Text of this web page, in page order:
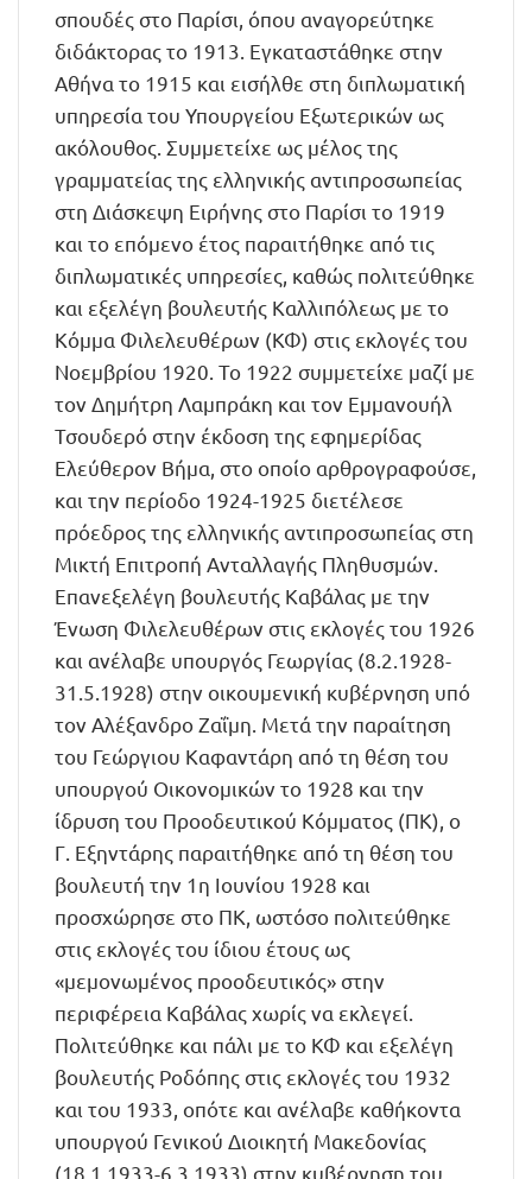
σπουδές στο Παρίσι, όπου αναγορεύτηκε
διδάκτορας το 1913. Εγκαταστάθηκε στην
Αθήνα το 1915 και εισήλθε στη διπλωματική
υπηρεσία του Υπουργείου Εξωτερικών ως
ακόλουθος. Συμμετείχε ως μέλος της
γραμματείας της ελληνικής αντιπροσωπείας
στη Διάσκεψη Ειρήνης στο Παρίσι το 1919
και το επόμενο έτος παραιτήθηκε από τις
διπλωματικές υπηρεσίες, καθώς πολιτεύθηκε
και εξελέγη βουλευτής Καλλιπόλεως με το
Κόμμα Φιλελευθέρων (ΚΦ) στις εκλογές του
Νοεμβρίου 1920. Το 1922 συμμετείχε μαζί με
τον Δημήτρη Λαμπράκη και τον Εμμανουήλ
Τσουδερό στην έκδοση της εφημερίδας
Ελεύθερον Βήμα, στο οποίο αρθρογραφούσε,
και την περίοδο 1924-1925 διετέλεσε
πρόεδρος της ελληνικής αντιπροσωπείας στη
Μικτή Επιτροπή Ανταλλαγής Πληθυσμών.
Επανεξελέγη βουλευτής Καβάλας με την
Ένωση Φιλελευθέρων στις εκλογές του 1926
και ανέλαβε υπουργός Γεωργίας (8.2.1928-
31.5.1928) στην οικουμενική κυβέρνηση υπό
τον Αλέξανδρο Ζαΐμη. Μετά την παραίτηση
του Γεώργιου Καφαντάρη από τη θέση του
υπουργού Οικονομικών το 1928 και την
ίδρυση του Προοδευτικού Κόμματος (ΠΚ), ο
Γ. Εξηντάρης παραιτήθηκε από τη θέση του
βουλευτή την 1η Ιουνίου 1928 και
προσχώρησε στο ΠΚ, ωστόσο πολιτεύθηκε
στις εκλογές του ίδιου έτους ως
«μεμονωμένος προοδευτικός» στην
περιφέρεια Καβάλας χωρίς να εκλεγεί.
Πολιτεύθηκε και πάλι με το ΚΦ και εξελέγη
βουλευτής Ροδόπης στις εκλογές του 1932
και του 1933, οπότε και ανέλαβε καθήκοντα
υπουργού Γενικού Διοικητή Μακεδονίας
(18.1.1933-6.3.1933) στην κυβέρνηση του